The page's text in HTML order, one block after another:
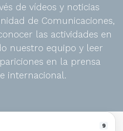
de vídeos y noticias
de Comunicaciones,
las actividades en
nuestro equipo y leer
en la prensa
internacional.
9